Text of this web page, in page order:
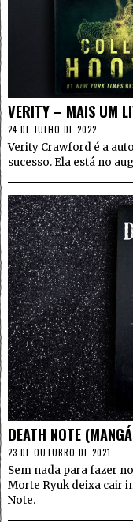
VERITY – MAIS UM
24 DE JULHO DE 2022
Verity Crawford é a
sucesso. Ela está no
DEATH NOTE
23 DE OUTUBRO DE 2021
Sem nada para fazer
Morte Ryuk deixa cair
Note.